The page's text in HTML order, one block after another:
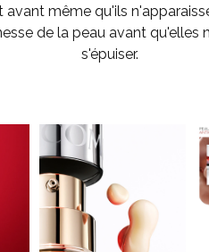
avant même qu'ils
de la peau avant qu'elles
s'épuiser.